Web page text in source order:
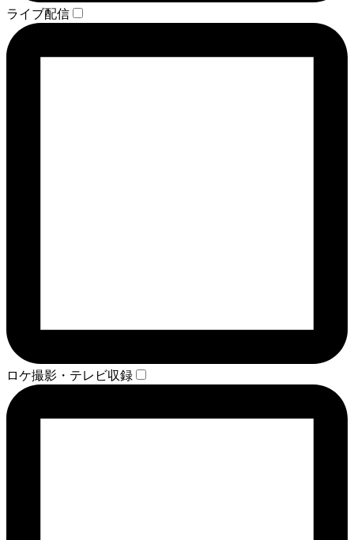
ライブ配信
ロケ撮影・テレビ収録